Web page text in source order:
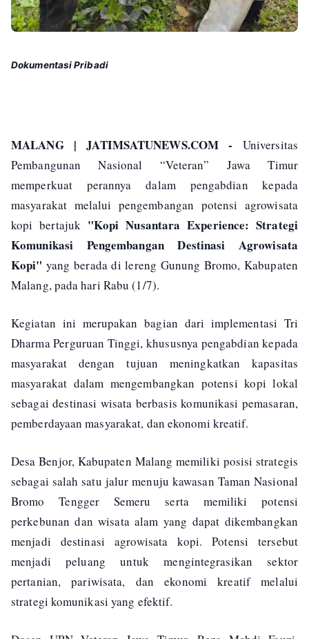
Dokumentasi Pribadi
MALANG | JATIMSATUNEWS.COM - Universitas
Pembangunan Nasional “Veteran” Jawa Timur
memperkuat perannya dalam pengabdian kepada
masyarakat melalui pengembangan potensi agrowisata
kopi bertajuk "Kopi Nusantara Experience: Strategi
Komunikasi Pengembangan Destinasi Agrowisata
Kopi" yang berada di lereng Gunung Bromo, Kabupaten
Malang, pada hari Rabu (1/7).
Kegiatan ini merupakan bagian dari implementasi Tri
Dharma Perguruan Tinggi, khususnya pengabdian kepada
masyarakat dengan tujuan meningkatkan kapasitas
masyarakat dalam mengembangkan potensi kopi lokal
sebagai destinasi wisata berbasis komunikasi pemasaran,
pemberdayaan masyarakat, dan ekonomi kreatif.
Desa Benjor, Kabupaten Malang memiliki posisi strategis
sebagai salah satu jalur menuju kawasan Taman Nasional
Bromo Tengger Semeru serta memiliki potensi
perkebunan dan wisata alam yang dapat dikembangkan
menjadi destinasi agrowisata kopi. Potensi tersebut
menjadi peluang untuk mengintegrasikan sektor
pertanian, pariwisata, dan ekonomi kreatif melalui
strategi komunikasi yang efektif.